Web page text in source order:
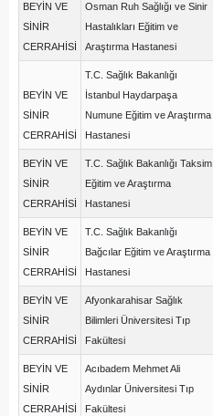
BEYİN VE
SİNİR
CERRAHİSİ
Osman Ruh Sağlığı ve Sinir
Hastalıkları Eğitim ve
Araştırma Hastanesi
BEYİN VE
SİNİR
CERRAHİSİ
T.C. Sağlık Bakanlığı
İstanbul Haydarpaşa
Numune Eğitim ve Araştırma
Hastanesi
BEYİN VE
SİNİR
CERRAHİSİ
T.C. Sağlık Bakanlığı Taksim
Eğitim ve Araştırma
Hastanesi
BEYİN VE
SİNİR
CERRAHİSİ
T.C. Sağlık Bakanlığı
Bağcılar Eğitim ve Araştırma
Hastanesi
BEYİN VE
SİNİR
CERRAHİSİ
Afyonkarahisar Sağlık
Bilimleri Üniversitesi Tıp
Fakültesi
BEYİN VE
SİNİR
CERRAHİSİ
Acıbadem Mehmet Ali
Aydınlar Üniversitesi Tıp
Fakültesi